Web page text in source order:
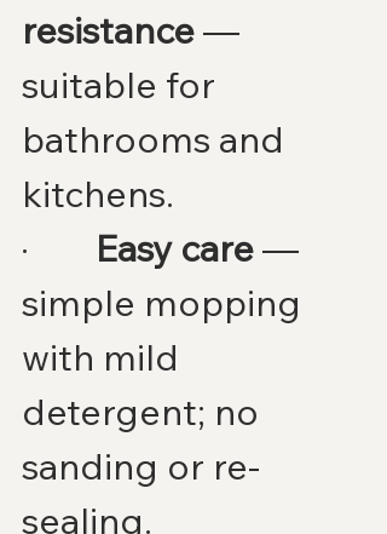
resistance —
suitable for
bathrooms and
kitchens.
· Easy care —
simple mopping
with mild
detergent; no
sanding or re-
sealing.